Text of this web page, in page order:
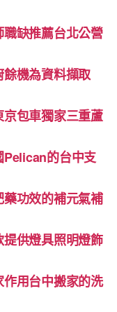
缺推薦台北公營
機為資料擷取
包車獨家三重蘆
Pelican的台中支
功效的補元氣補
供燈具照明燈飾
用台中搬家的洗